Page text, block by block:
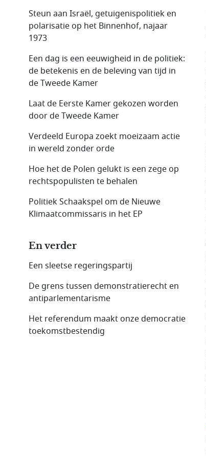
Steun aan Israël, getuigenispolitiek en
polarisatie op het Binnenhof, najaar
1973
Een dag is een eeuwigheid in de politiek:
de betekenis en de beleving van tijd in
de Tweede Kamer
Laat de Eerste Kamer gekozen worden
door de Tweede Kamer
Verdeeld Europa zoekt moeizaam actie
in wereld zonder orde
Hoe het de Polen gelukt is een zege op
rechtspopulisten te behalen
Politiek Schaakspel om de Nieuwe
Klimaatcommissaris in het EP
En verder
Een sleetse regeringspartij
De grens tussen demonstratierecht en
anti­parlementarisme
Het referendum maakt onze democratie
toekomst­bestendig